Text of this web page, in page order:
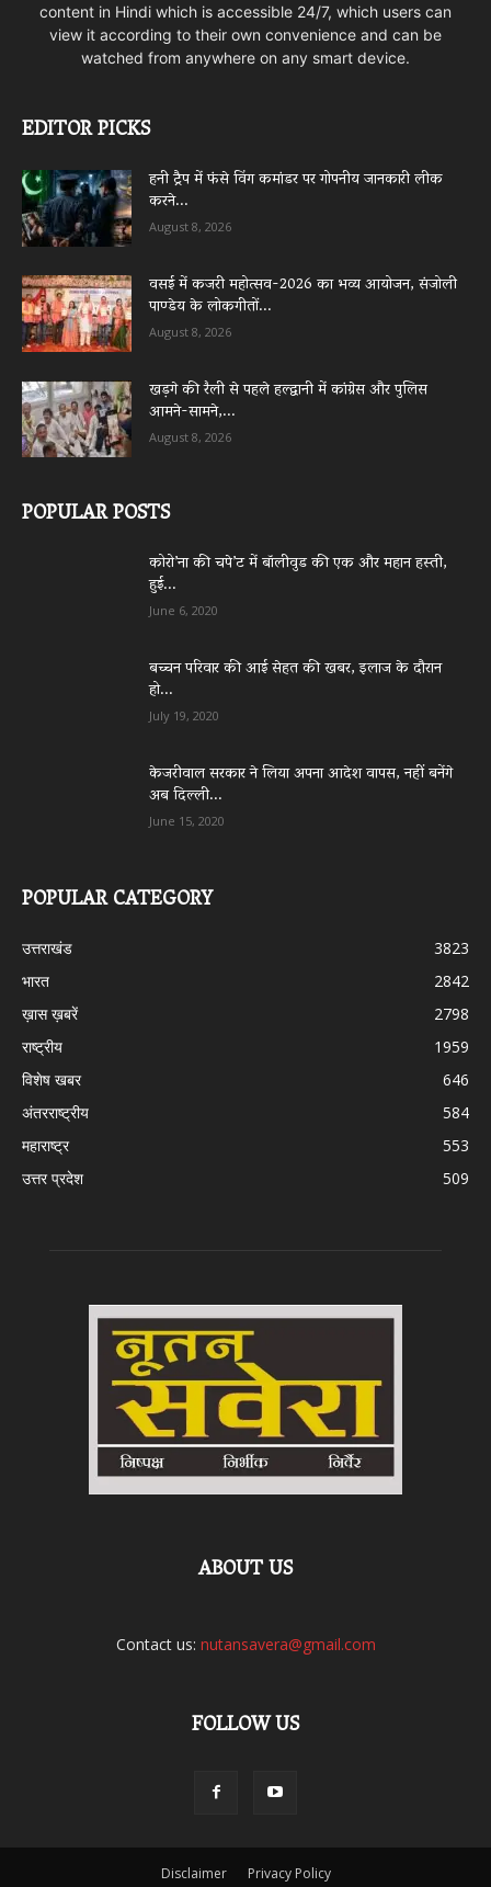
content in Hindi which is accessible 24/7, which users can
view it according to their own convenience and can be
watched from anywhere on any smart device.
EDITOR PICKS
हनी ट्रैप में फंसे विंग कमांडर पर गोपनीय जानकारी लीक
करने...
August 8, 2026
वसई में कजरी महोत्सव-2026 का भव्य आयोजन, संजोली
पाण्डेय के लोकगीतों...
August 8, 2026
खड़गे की रैली से पहले हल्द्वानी में कांग्रेस और पुलिस
आमने-सामने,...
August 8, 2026
POPULAR POSTS
कोरो’ना की चपे’ट में बॉलीवुड की एक और महान हस्ती,
हुई...
June 6, 2020
बच्चन परिवार की आई सेहत की खबर, इलाज के दौरान
हो...
July 19, 2020
केजरीवाल सरकार ने लिया अपना आदेश वापस, नहीं बनेंगे
अब दिल्ली...
June 15, 2020
POPULAR CATEGORY
उत्तराखंड
3823
भारत
2842
ख़ास ख़बरें
2798
राष्ट्रीय
1959
विशेष खबर
646
अंतरराष्ट्रीय
584
महाराष्ट्र
553
उत्तर प्रदेश
509
ABOUT US
Contact us: nutansavera@gmail.com
FOLLOW US
Disclaimer Privacy Policy